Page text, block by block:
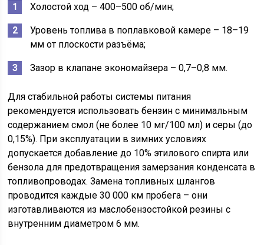
Холостой ход – 400–500 об/мин;
Уровень топлива в поплавковой камере – 18–19
мм от плоскости разъёма;
Зазор в клапане экономайзера – 0,7–0,8 мм.
Для стабильной работы системы питания
рекомендуется использовать бензин с минимальным
содержанием смол (не более 10 мг/100 мл) и серы (до
0,15%). При эксплуатации в зимних условиях
допускается добавление до 10% этилового спирта или
бензола для предотвращения замерзания конденсата в
топливопроводах. Замена топливных шлангов
проводится каждые 30 000 км пробега – они
изготавливаются из маслобензостойкой резины с
внутренним диаметром 6 мм.